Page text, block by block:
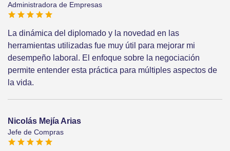
Administradora de Empresas
La dinámica del diplomado y la novedad en las
herramientas utilizadas fue muy útil para mejorar mi
desempeño laboral. El enfoque sobre la negociación
permite entender esta práctica para múltiples aspectos de
la vida.
Nicolás Mejía Arias
Jefe de Compras